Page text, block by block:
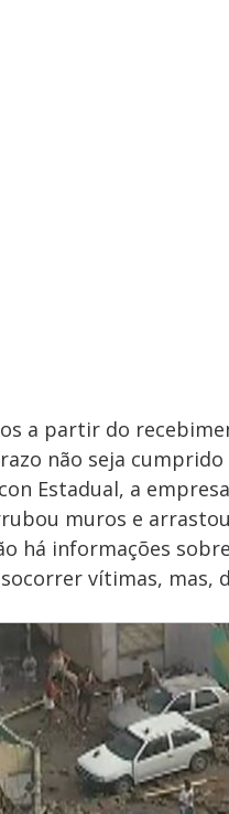
a partir do
não seja
Estadual, a
muros e
há informações
vítimas, mas,